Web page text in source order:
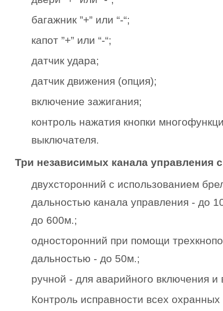
багажник ”+” или “-“;
капот ”+” или “-“;
датчик удара;
датчик движения (опция);
включение зажигания;
контроль нажатия кнопки
выключателя.
Три независимых канала управления
двухсторонний с использованием
дальностью канала управления - до
до 600м.;
односторонний при помощи
дальностью - до 50м.;
ручной - для аварийного включения
Контроль исправности всех